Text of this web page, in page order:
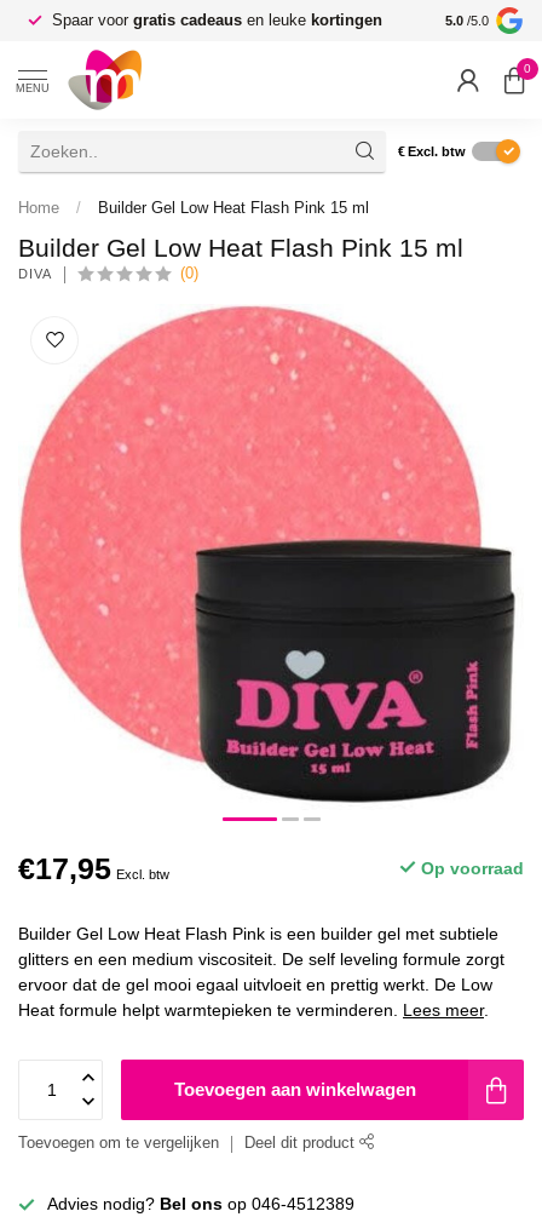
Spaar voor gratis cadeaus en leuke kortingen Gratis
5.0 /5.0
MENU
0
€Excl. btw
Home / Builder Gel Low Heat Flash Pink 15 ml
Builder Gel Low Heat Flash Pink 15 ml
DIVA (0)
€17,95 Excl. btw Op voorraad
Builder Gel Low Heat Flash Pink is een builder gel met subtiele
glitters en een medium viscositeit. De self leveling formule zorgt
ervoor dat de gel mooi egaal uitvloeit en prettig werkt. De Low
Heat formule helpt warmtepieken te verminderen. Lees meer.
Toevoegen aan winkelwagen
Toevoegen om te vergelijken Deel dit product
Advies nodig? Bel ons op 046-4512389